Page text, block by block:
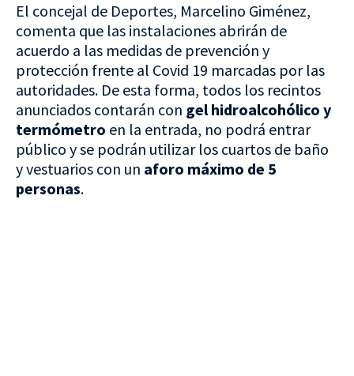
El concejal de Deportes, Marcelino Giménez,
comenta que las instalaciones abrirán de
acuerdo a las medidas de prevención y
protección frente al Covid 19 marcadas por las
autoridades. De esta forma, todos los recintos
anunciados contarán con gel hidroalcohólico y
termómetro en la entrada, no podrá entrar
público y se podrán utilizar los cuartos de baño
y vestuarios con un aforo máximo de 5
personas.